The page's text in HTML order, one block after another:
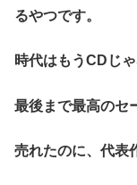
るやつです。
時代はもうCDじ
最後まで最高のセ
売れたのに、代表